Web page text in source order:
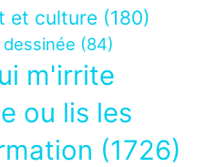
et culture (180)
dessinée (84)
m'irrite
ou lis les
(1726)